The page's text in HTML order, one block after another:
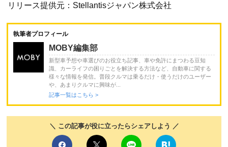
リリース提供元：Stellantisジャパン株式会社
執筆者プロフィール
MOBY編集部
新型車予想や車選びのお役立ち記事、車や免許にまつわる豆知
識、カーライフの困りごとを解決する方法など、自動車に関する
様々な情報を発信。普段クルマは乗るだけ・使うだけのユーザー
や、あまりクルマに興味が...
記事一覧はこちら >
＼ この記事が役に立ったらシェアしよう ／